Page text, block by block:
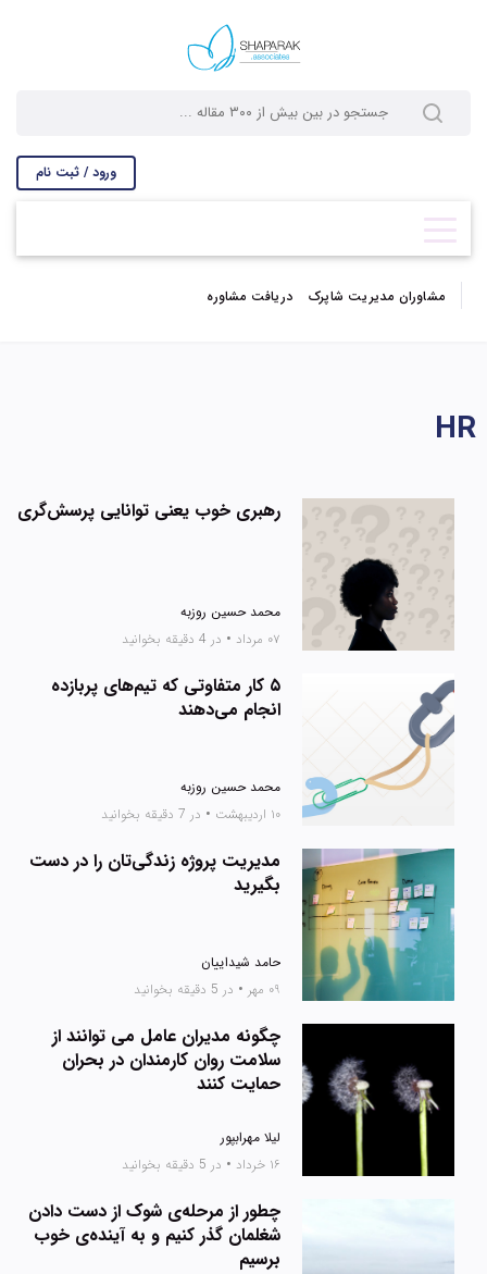
ورود / ثبت نام
مشاوران مدیریت شاپرک دریافت مشاوره
HR
رهبری خوب یعنی توانایی پرسش‌گری
محمد حسین روزبه
۰۷ مرداد
• در 4 دقیقه بخوانید
۵ کار متفاوتی که تیم‌های پربازده
انجام می‌دهند
محمد حسین روزبه
۱۰ اردیبهشت
• در 7 دقیقه بخوانید
مدیریت پروژه زندگی‌تان را در دست
بگیرید
حامد شیداییان
۰۹ مهر
• در 5 دقیقه بخوانید
چگونه مدیران عامل می توانند از
سلامت روان کارمندان در بحران
حمایت کنند
لیلا مهرابپور
۱۶ خرداد
• در 5 دقیقه بخوانید
چطور از مرحله‌ی شوک از دست دادن
شغلمان گذر کنیم و به آینده‌ی خوب
برسیم